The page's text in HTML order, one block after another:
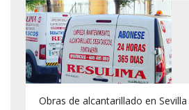
Obras de alcantarillado en Sevilla